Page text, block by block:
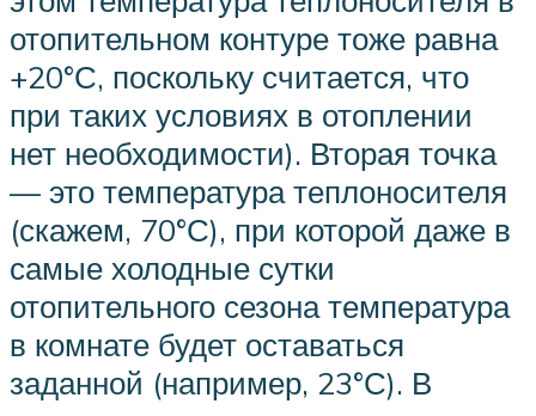
отопительном контуре тоже равна
+20°С, поскольку считается, что
при таких условиях в отоплении
нет необходимости). Вторая точка
— это температура теплоносителя
(скажем, 70°С), при которой даже в
самые холодные сутки
отопительного сезона температура
в комнате будет оставаться
заданной (например, 23°С). В